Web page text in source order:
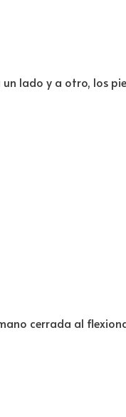
lado y a otro, los
cerrada al